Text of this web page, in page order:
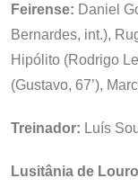
Feirense: Daniel
Bernardes, int.),
Hipólito (Rodrigo
(Gustavo, 67’),
Treinador: Luís
Lusitânia de